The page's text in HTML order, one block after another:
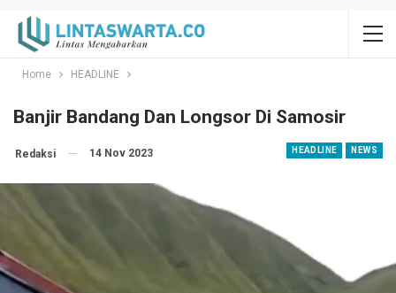
Home HEADLINE
Banjir Bandang Dan Longsor Di Samosir
HEADLINE NEWS
Redaksi 14 Nov 2023